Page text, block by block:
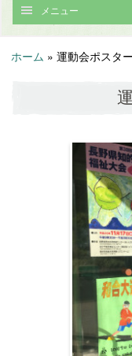
メニュー
ホーム » 運動会ポスター